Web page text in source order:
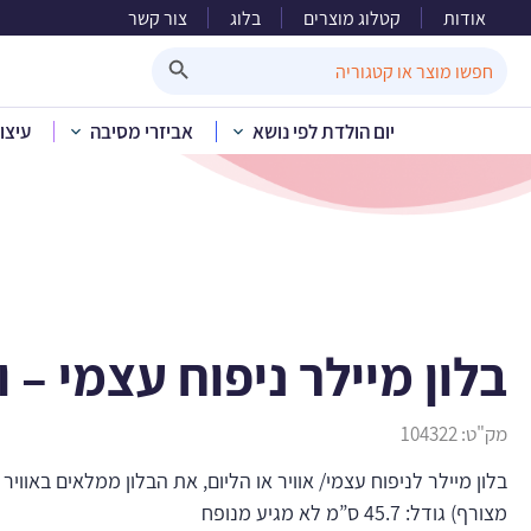
אודות קטלוג מוצרים בלוג צור קשר
for:
יום הולדת לפי נושא אביזרי מסיבה
בית»קטלוג מוצרים»
בלון מיילר ניפוח עצמי – ו
מק"ט:104322
בלון מיילר לניפוח עצמי/ אוויר או הליום, את הבלון ממלאים
מצורף) גודל: 45.7 ס”מ לא מגיע מנופח